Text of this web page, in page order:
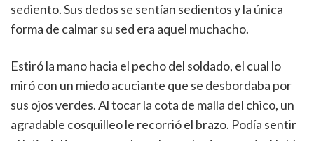
sediento. Sus dedos se sentían sedientos y la única
forma de calmar su sed era aquel muchacho.
Estiró la mano hacia el pecho del soldado, el cual lo
miró con un miedo acuciante que se desbordaba por
sus ojos verdes. Al tocar la cota de malla del chico, un
agradable cosquilleo le recorrió el brazo. Podía sentir